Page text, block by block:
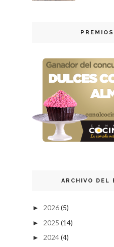
PREMIOS
ARCHIVO DEL
► 2026(5)
► 2025 (14)
► 2024(4)